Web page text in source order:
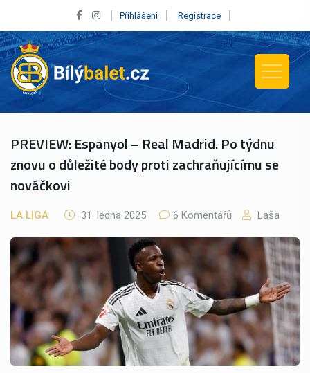
Přihlášení Registrace
PREVIEW: Espanyol – Real Madrid. Po týdnu
znovu o důležité body proti zachraňujícímu se
nováčkovi
LA LIGA 31. ledna 2025 6 Komentářů Laša